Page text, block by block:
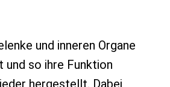
und inneren Organe
so ihre Funktion
hergestellt. Dabei